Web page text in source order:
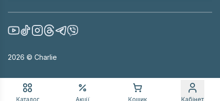
2026 © Charlie
Каталог Акції Кошик Кабінет